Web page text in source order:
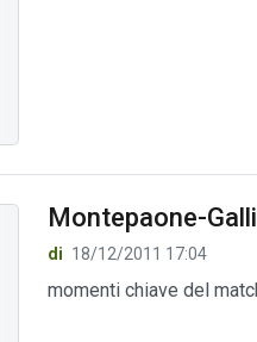
Montepaone-
di 18/12/2011 17:04
momenti chiave del